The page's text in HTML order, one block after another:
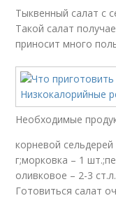
Тыквенный салат с
Такой салат
приносит много
Необходимые
корневой
г;морковка – 1
оливковое – 2-3 ст.л.
Готовиться салат